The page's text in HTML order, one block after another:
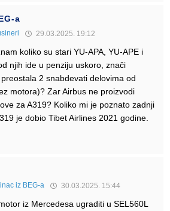
a
29.03.2025. 19:12
koliko su stari YU-APA, YU-APE i
njih ide u penziju uskoro, znači
2 snabdevati delovima od
motora)? Zar Airbus ne proizvodi
za A319? Koliko mi je poznato zadnji
je dobio Tibet Airlines 2021 godine.
iz BEG-a 30.03.2025. 15:44
iz Mercedesa ugraditi u SEL560L